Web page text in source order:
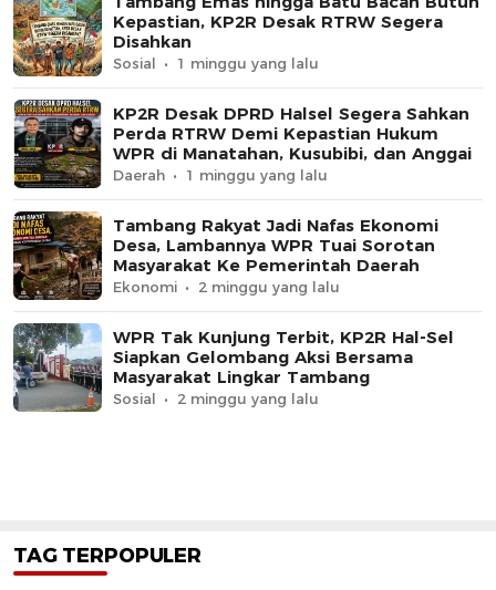
Kepastian, KP2R Desak RTRW Segera
Disahkan
Sosial 1 minggu yang lalu
KP2R Desak DPRD Halsel Segera Sahkan
Perda RTRW Demi Kepastian Hukum
WPR di Manatahan, Kusubibi, dan Anggai
Daerah 1 minggu yang lalu
Tambang Rakyat Jadi Nafas Ekonomi
Desa, Lambannya WPR Tuai Sorotan
Masyarakat Ke Pemerintah Daerah
Ekonomi 2 minggu yang lalu
WPR Tak Kunjung Terbit, KP2R Hal-Sel
Siapkan Gelombang Aksi Bersama
Masyarakat Lingkar Tambang
Sosial 2 minggu yang lalu
TAG TERPOPULER